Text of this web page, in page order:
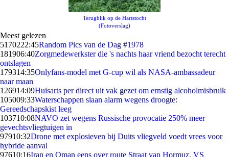
Terugblik op de Hartstocht
(Fotoverslag)
Meest gelezen
5170222:45Random Pics van de Dag #1978
181906:40Zorgmedewerkster die 's nachts haar vriend bezocht terecht
ontslagen
179314:35Onlyfans-model met G-cup wil als NASA-ambassadeur
naar maan
126914:09Huisarts per direct uit vak gezet om ernstig alcoholmisbruik
105009:33Waterschappen slaan alarm wegens droogte:
Gereedschapskist leeg
103710:08NAVO zet wegens Russische provocatie 250% meer
gevechtsvliegtuigen in
97910:32Drone met explosieven bij Duits vliegveld voedt vrees voor
hybride aanval
97610:16Iran en Oman eens over route Straat van Hormuz, VS